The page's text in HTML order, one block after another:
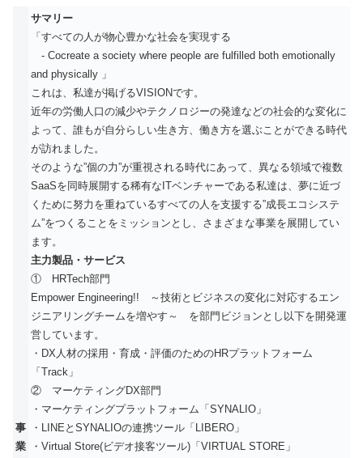
事
業
サマリー
「すべての人が物心豊かな社会を実現する
- Cocreate a society where people are fulfilled both emotionally
and physically 」
これは、私達が掲げるVISIONです。
近年の労働人口の減少やテクノロジーの発達などの社会的な変化に
よって、誰もが自分らしい生き方、働き方を選ぶことができる時代
が訪れました。
そのような”個の力”が重視される時代にあって、異なる領域で複数
SaaSを同時展開する稀有なITベンチャーである私達は、夢に近づ
くために努力を重ねているすべての人を支援する”成長エコシステ
ム”をつくることをミッションとし、さまざまな事業を展開してい
ます。
主力製品・サービス
① HRTech部門
Empower Engineering!! ～技術とビジネスの変化に対応するエン
ジニアリングチームを増やす～ を部門ビジョンとし以下を開発運
営しています。
・DX人材の採用・育成・評価のためのHRプラットフォーム
「Track」
② マーケティングDX部門
・マーケティングプラットフォーム「SYNALIO」
・LINEとSYNALIOの連携ツール「LIBERO」
・Virtual Store(ビデオ接客ツール)「VIRTUAL STORE」